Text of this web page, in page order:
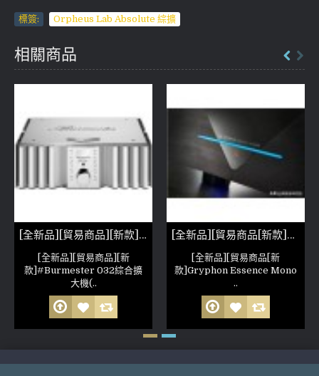
標簽: Orpheus Lab Absolute 綜擴
相關商品
[全新品][貿易商品][新款]Burmester 032綜合擴大機(參考照片)
[全新品][貿易商品][新
款]#Burmester 032綜合擴
大機(..
[全新品][貿易商品[新款]Gryphon Essence Mono Power Amplifier
[全新品][貿易商品[新
款]Gryphon Essence Mono
..